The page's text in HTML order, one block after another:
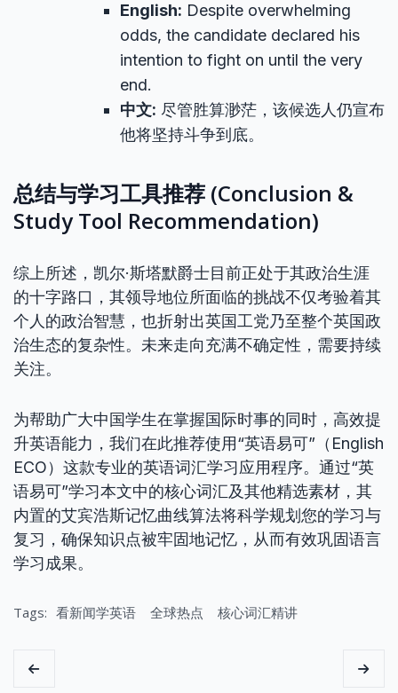
English: Despite overwhelming
odds, the candidate declared his
intention to fight on until the very
end.
中文: 尽管胜算渺茫，该候选人仍宣布
他将坚持斗争到底。
总结与学习工具推荐 (Conclusion &
Study Tool Recommendation)
综上所述，凯尔·斯塔默爵士目前正处于其政治生涯
的十字路口，其领导地位所面临的挑战不仅考验着其
个人的政治智慧，也折射出英国工党乃至整个英国政
治生态的复杂性。未来走向充满不确定性，需要持续
关注。
为帮助广大中国学生在掌握国际时事的同时，高效提
升英语能力，我们在此推荐使用“英语易可”（English
ECO）这款专业的英语词汇学习应用程序。通过“英
语易可”学习本文中的核心词汇及其他精选素材，其
内置的艾宾浩斯记忆曲线算法将科学规划您的学习与
复习，确保知识点被牢固地记忆，从而有效巩固语言
学习成果。
Tags: 看新闻学英语 全球热点 核心词汇精讲